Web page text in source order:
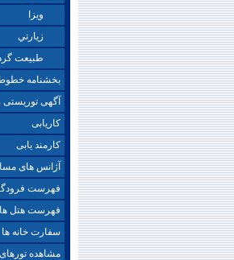
ويزا
زيارتي
طبيعت
بخشنامه
آگهی توریستی
کاریابی
کارمند یابی
آژانس های
فهرست
فهرست هتل ها
سفارت خانه ها
مشاهده